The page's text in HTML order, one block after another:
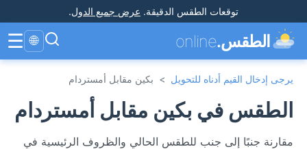
توقعات الطقس الدقيقة. عرض جميع الدول.
الطقس.online
🌐
☰
يرجى إدخال القيم أدناه للتحويل > بكين مقابل أمستردام
الطقس في بكين مقابل أمستردام
مقارنة جنبًا إلى جنب للطقس الحالي والظروف الرئيسية في